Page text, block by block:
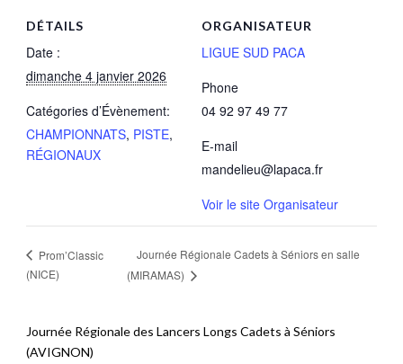
DÉTAILS
Date :
dimanche 4 janvier 2026
Catégories d’Évènement:
CHAMPIONNATS, PISTE,
RÉGIONAUX
ORGANISATEUR
LIGUE SUD PACA
Phone
04 92 97 49 77
E-mail
mandelieu@lapaca.fr
Voir le site Organisateur
Prom’Classic
(NICE)
Journée Régionale Cadets à Séniors en salle
(MIRAMAS)
Journée Régionale des Lancers Longs Cadets à Séniors
(AVIGNON)